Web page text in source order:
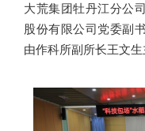
大荒集团牡丹江分公
股份有限公司党委副
由作科所副所长王文生